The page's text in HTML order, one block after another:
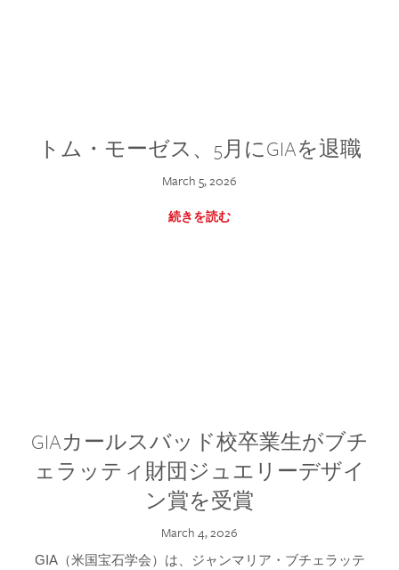
トム・モーゼス、5月にGIAを退職
March 5, 2026
続きを読む
GIAカールスバッド校卒業生がブチ
ェラッティ財団ジュエリーデザイ
ン賞を受賞
March 4, 2026
GIA（米国宝石学会）は、ジャンマリア・ブチェラッテ